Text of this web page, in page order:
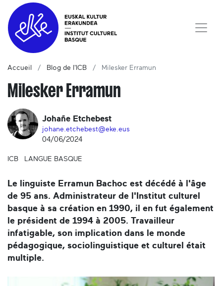
Accueil Blog de l'ICB Milesker Erramun
Milesker Erramun
Johañe Etchebest
johane.etchebest@eke.eus
04/06/2024
ICB LANGUE BASQUE
Le linguiste Erramun Bachoc est décédé à l'âge
de 95 ans. Administrateur de l'Institut culturel
basque à sa création en 1990, il en fut également
le président de 1994 à 2005. Travailleur
infatigable, son implication dans le monde
pédagogique, sociolinguistique et culturel était
multiple.